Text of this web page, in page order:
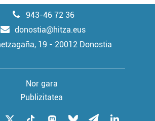
943-46 72 36
donostia@hitza.eus
19 - 20012 Donostia
Nor gara
Publizitatea